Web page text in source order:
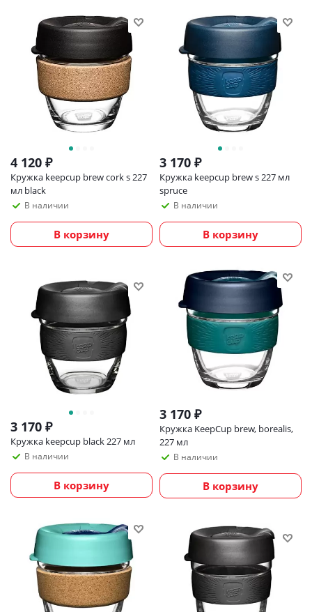
4 120 ₽
Кружка keepcup brew cork s 227
мл black
В наличии
В корзину
3 170 ₽
Кружка keepcup brew s 227 мл
spruce
В наличии
В корзину
3 170 ₽
Кружка keepcup black 227 мл
В наличии
В корзину
3 170 ₽
Кружка KeepCup brew, borealis,
227 мл
В наличии
В корзину